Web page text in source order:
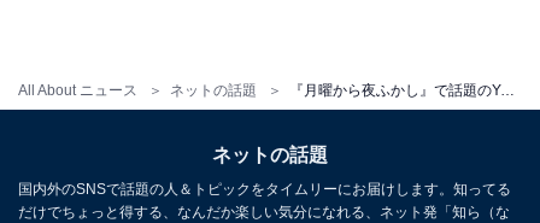
All About ニュース ネットの話題 『月曜から夜ふかし』で話題のYouTuber、“100日後に出産”マタニティフォト公開「想像を超えていった」
ネットの話題
国内外のSNSで話題の人＆トピックをタイムリーにお届けします。知ってる
だけでちょっと得する、なんだか楽しい気分になれる、ネット発「知ら（な